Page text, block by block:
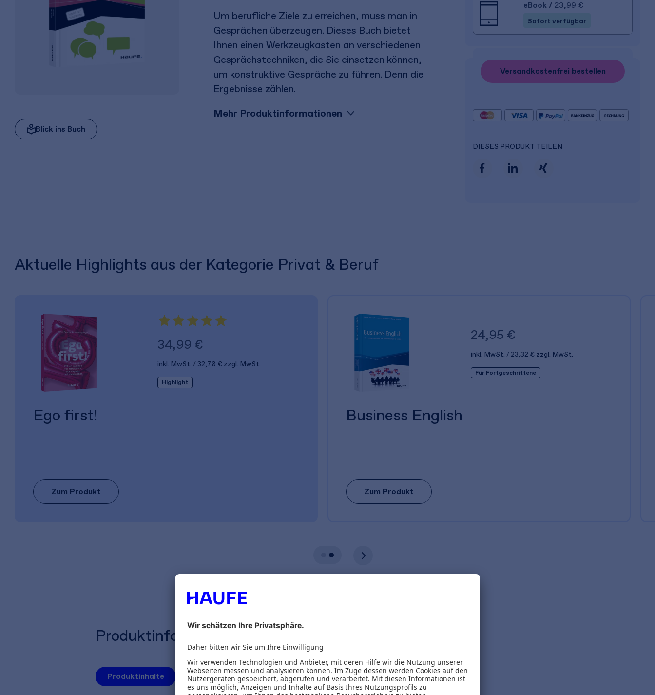
Blick ins Buch
Um berufliche Ziele zu erreichen, muss man in
Gesprächen überzeugen. Dieses Buch bietet
Ihnen einen Werkzeugkasten an verschiedenen
Gesprächstechniken, die Sie einsetzen können,
um konstruktive Gespräche zu führen. Denn die
Ergebnisse zählen.
Mehr Produktinformationen
eBook / 23,99 €
Sofort verfügbar
Versandkostenfrei bestellen
DIESES PRODUKT TEILEN
Aktuelle Highlights aus der Kategorie Privat & Beruf
34,99 €
inkl. MwSt. 32,70 € zzgl. MwSt.
Highlight
Ego first!
Zum Produkt
24,95 €
inkl. MwSt. 23,32 € zzgl. MwSt.
Für Fortgeschrittene
Business English
Zum Produkt
Produktinformationen
Produktinhalte Autoren Inhaltsverzeichnis